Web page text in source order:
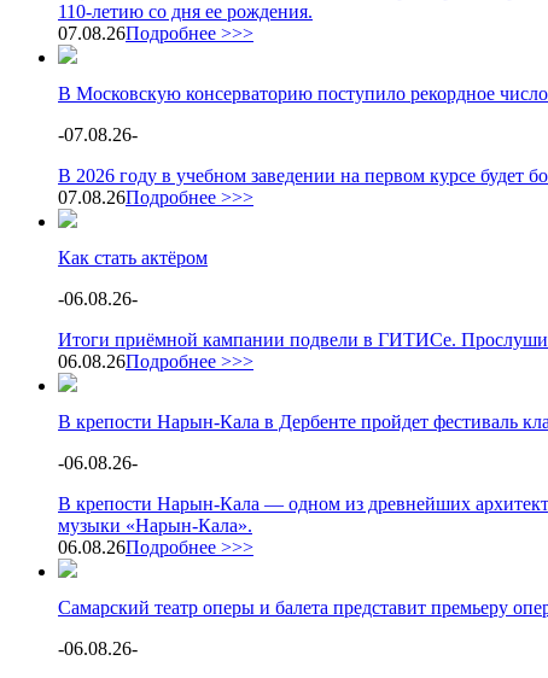
110-летию со дня ее рождения.
07.08.26Подробнее >>>
В Московскую консерваторию поступило рекордное
-07.08.26-
В 2026 году в учебном заведении на первом курсе будет
07.08.26Подробнее >>>
Как стать актёром
-06.08.26-
Итоги приёмной кампании подвели в ГИТИСе.
06.08.26Подробнее >>>
В крепости Нарын-Кала в Дербенте пройдет фестиваль
-06.08.26-
В крепости Нарын-Кала — одном из древнейших
музыки «Нарын-Кала».
06.08.26Подробнее >>>
Самарский театр оперы и балета представит премьеру
-06.08.26-